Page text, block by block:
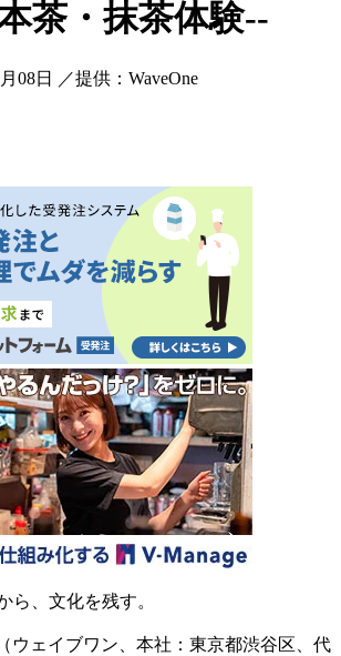
茶・抹茶体験--
08日 ／提供：WaveOne
ら、文化を残す。
ウェイブワン、本社：東京都渋谷区、代